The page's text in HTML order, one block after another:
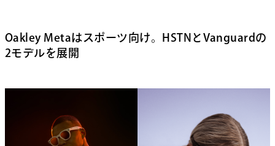
Oakley Metaはスポーツ向け。HSTNとVanguardの
2モデルを展開